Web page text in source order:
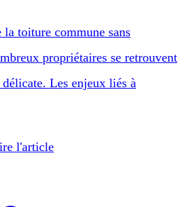
la toiture commune sans
propriétaires se retrouvent
Les enjeux liés à
l'article